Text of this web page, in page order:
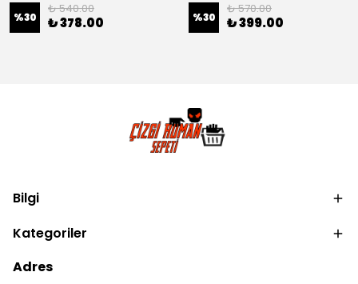
%30
₺ 540.00
₺ 378.00 %30
₺ 570.00
₺ 399.00
Bilgi
Kategoriler
Adres